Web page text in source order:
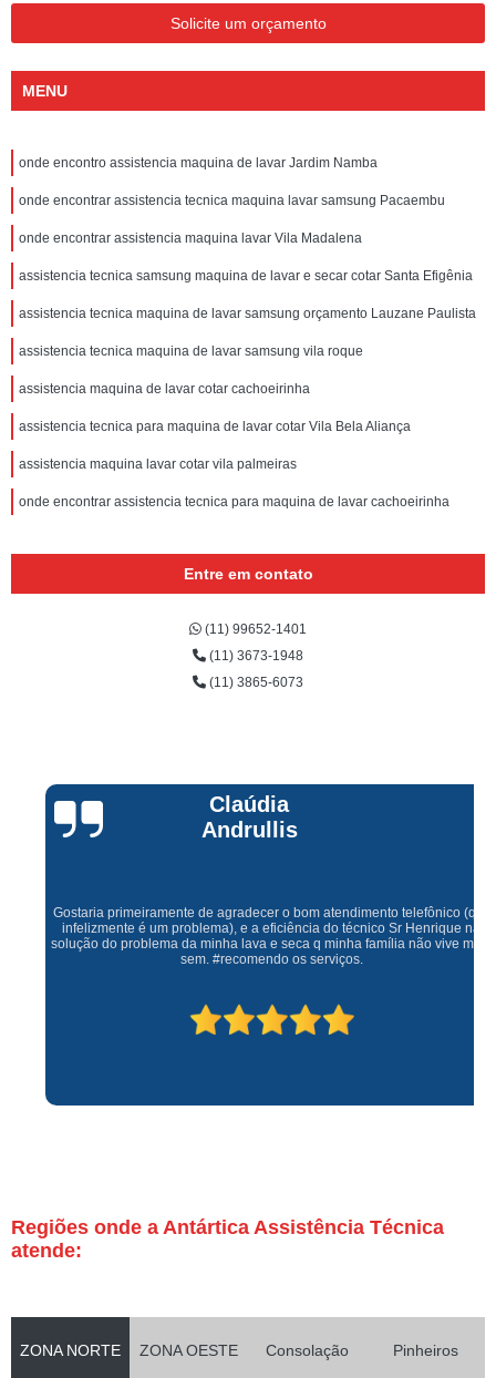
Solicite um orçamento
MENU
onde encontro assistencia maquina de lavar Jardim Namba
onde encontrar assistencia tecnica maquina lavar samsung Pacaembu
onde encontrar assistencia maquina lavar Vila Madalena
assistencia tecnica samsung maquina de lavar e secar cotar Santa Efigênia
assistencia tecnica maquina de lavar samsung orçamento Lauzane Paulista
assistencia tecnica maquina de lavar samsung vila roque
assistencia maquina de lavar cotar cachoeirinha
assistencia tecnica para maquina de lavar cotar Vila Bela Aliança
assistencia maquina lavar cotar vila palmeiras
onde encontrar assistencia tecnica para maquina de lavar cachoeirinha
Entre em contato
(11) 99652-1401
(11) 3673-1948
(11) 3865-6073
Claúdia
Andrullis
Gostaria primeiramente de agradecer o bom atendimento telefônico (q hj
infelizmente é um problema), e a eficiência do técnico Sr Henrique na
solução do problema da minha lava e seca q minha família não vive mais
sem. #recomendo os serviços.
Regiões onde a Antártica Assistência Técnica
atende:
ZONA NORTE ZONA OESTE Consolação Pinheiros